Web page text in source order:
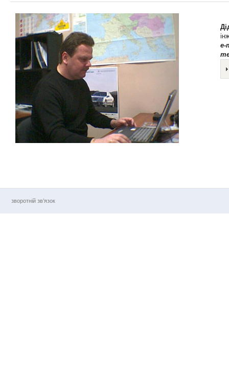
e-
зворотній зв’язок